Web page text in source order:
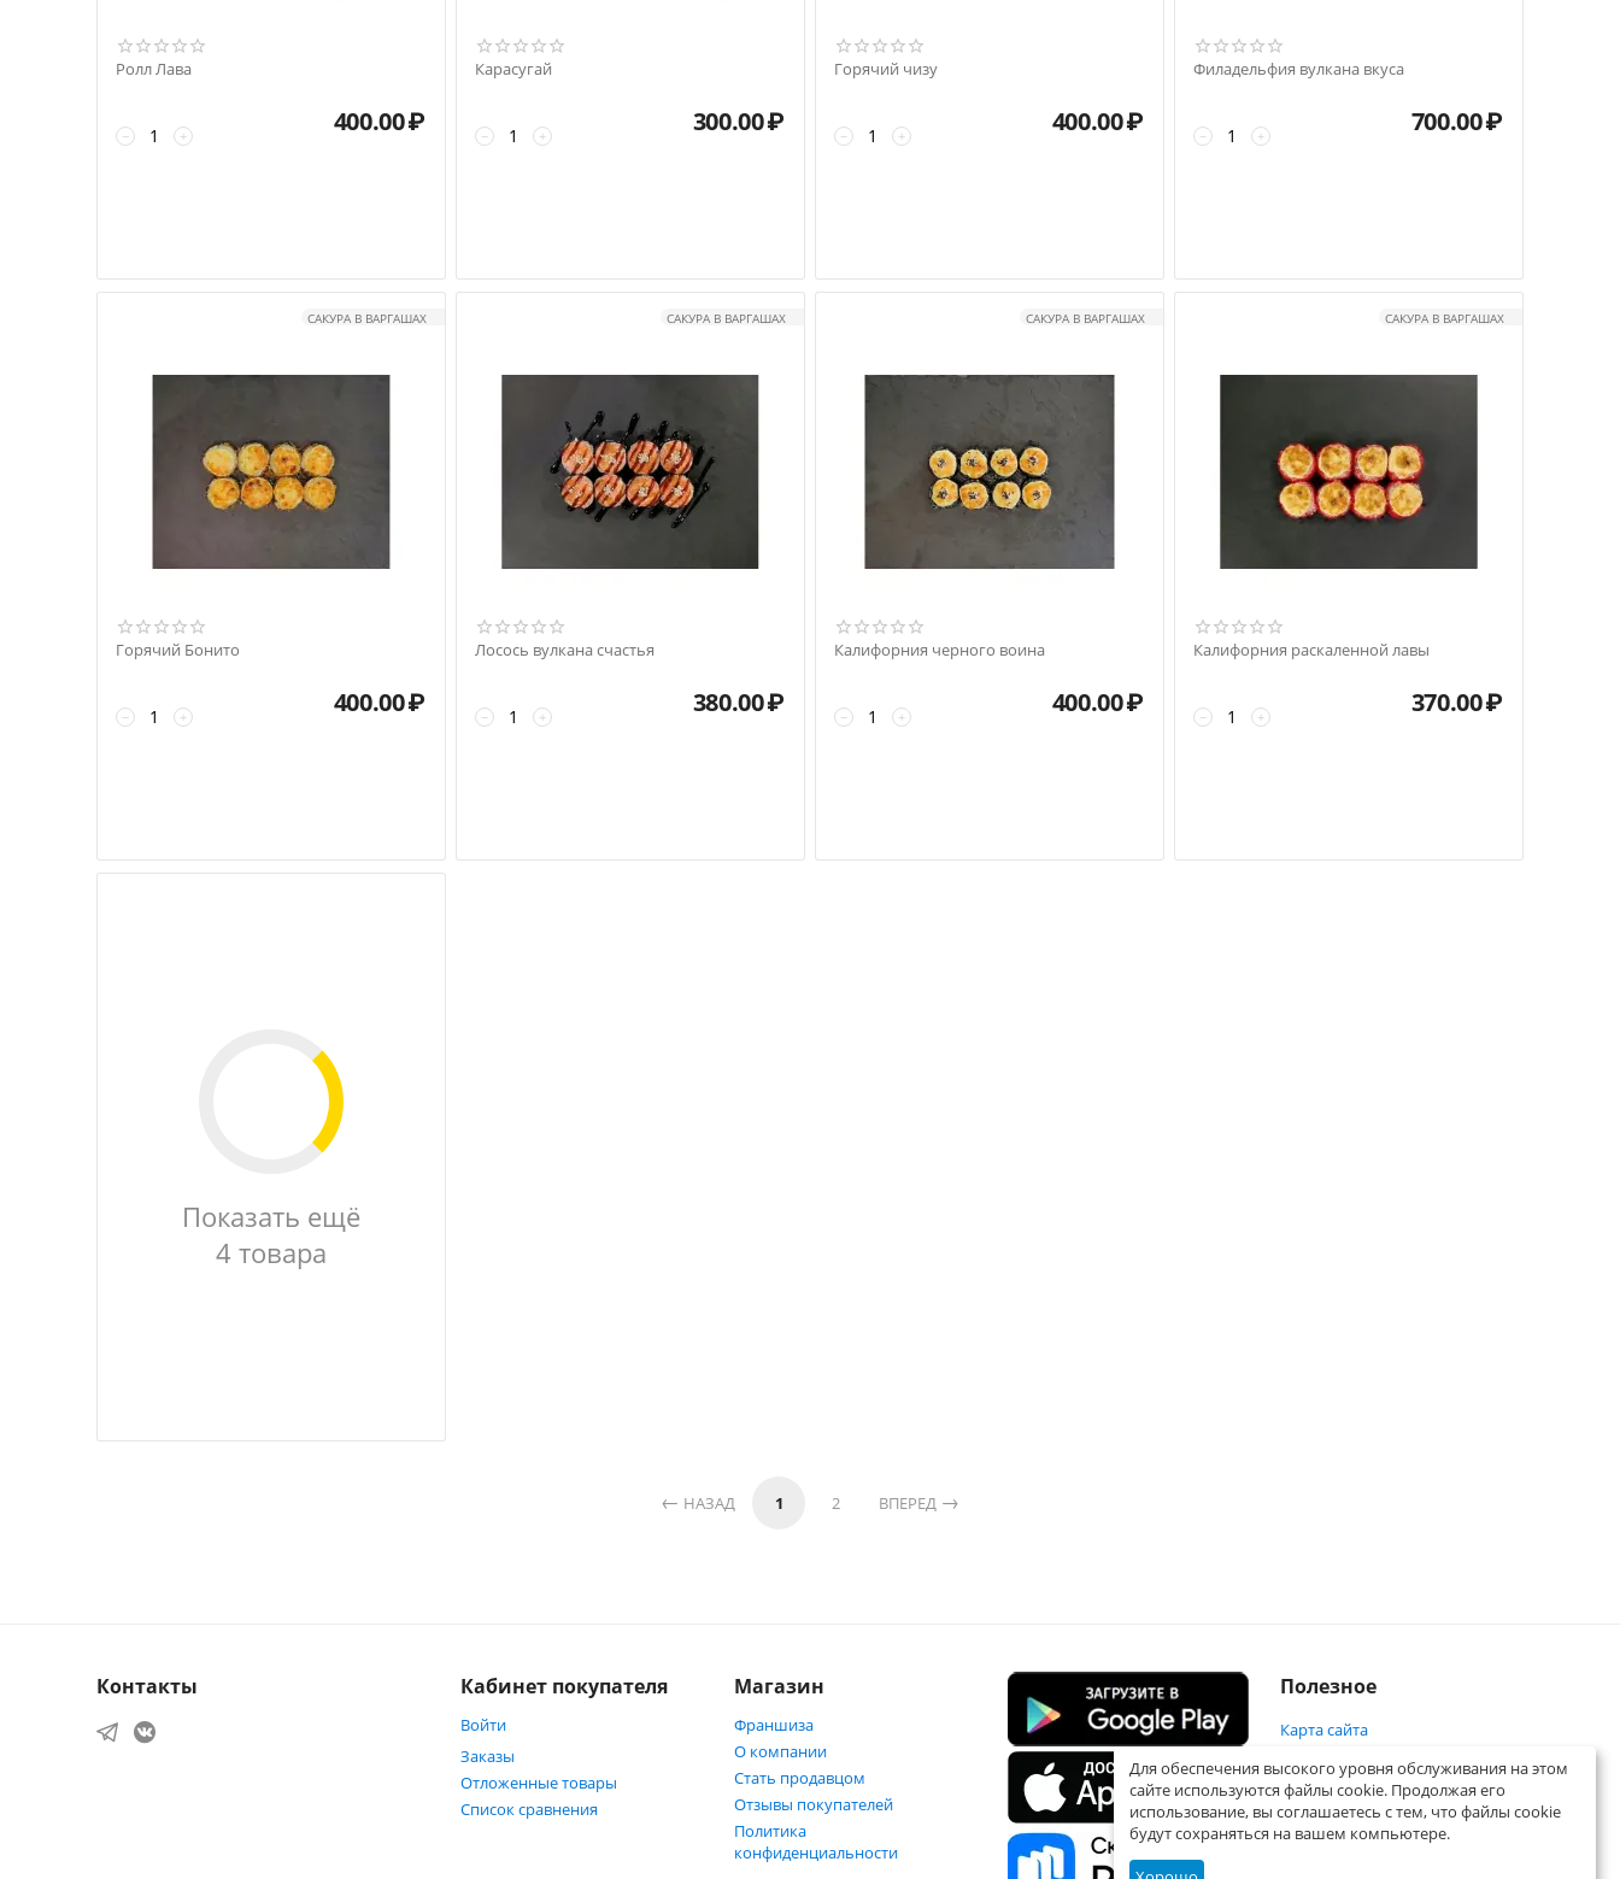
Ролл Лава
+
− 400.00₽
Карасугай
+
− 300.00₽
Горячий чизу
+
− 400.00₽
Филадельфия вулкана вкуса
+
− 700.00₽
САКУРА В ВАРГАШАХ
Горячий Бонито
+
− 400.00₽
САКУРА В ВАРГАШАХ
Лосось вулкана счастья
+
− 380.00₽
САКУРА В ВАРГАШАХ
Калифорния черного воина
+
− 400.00₽
САКУРА В ВАРГАШАХ
Калифорния раскаленной лавы
+
− 370.00₽
Показать ещё
4 товара
НАЗАД 1 2 ВПЕРЕД
Контакты Кабинет покупателя
Войти
Заказы
Отложенные товары
Список сравнения
Магазин
Франшиза
О компании
Стать продавцом
Отзывы покупателей
Политика
конфиденциальности
Полезное
Карта сайта
Для обеспечения высокого уровня обслуживания на этом
сайте используются файлы cookie. Продолжая его
использование, вы соглашаетесь с тем, что файлы cookie
будут сохраняться на вашем компьютере.